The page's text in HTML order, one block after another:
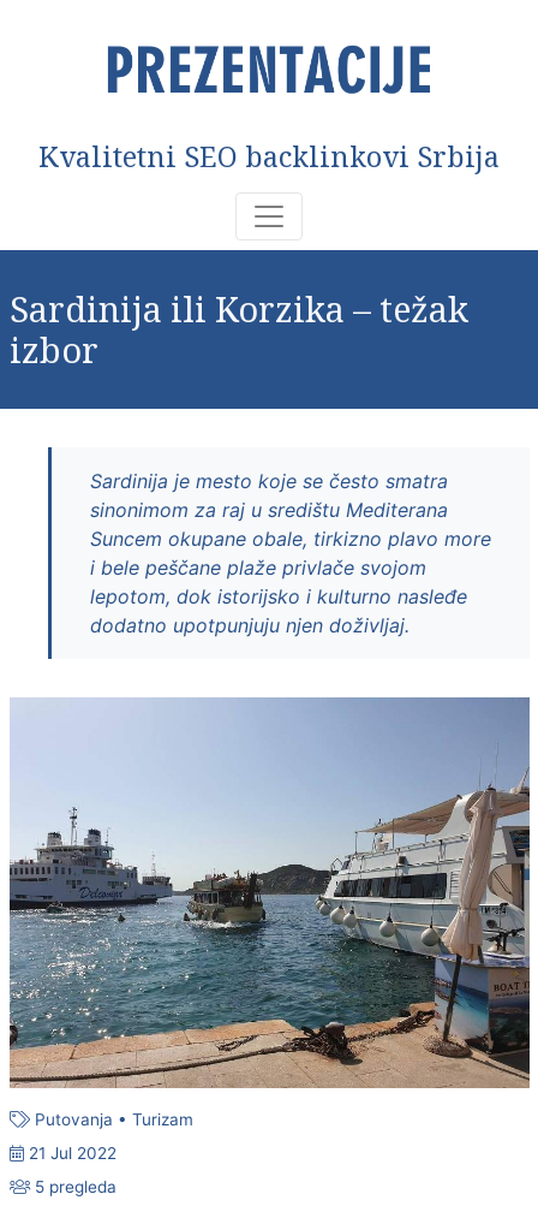
Kvalitetni SEO backlinkovi Srbija
Sardinija ili Korzika – težak
izbor
Sardinija je mesto koje se često smatra
sinonimom za raj u središtu Mediterana
Suncem okupane obale, tirkizno plavo more
i bele peščane plaže privlače svojom
lepotom, dok istorijsko i kulturno nasleđe
dodatno upotpunjuju njen doživljaj.
Putovanja • Turizam
21 Jul 2022
5 pregleda